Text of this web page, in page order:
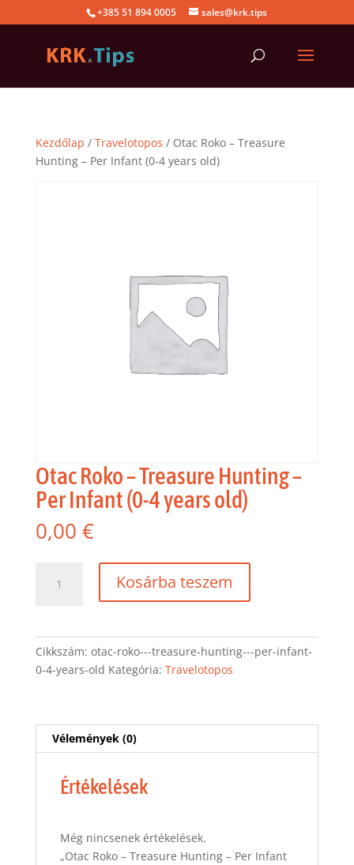
+385 51 894 0005 sales@krk.tips
Kezdőlap / Travelotopos / Otac Roko – Treasure
Hunting – Per Infant (0-4 years old)
Otac Roko – Treasure Hunting –
Per Infant (0-4 years old)
0,00 €
Roko
Hunting
years
mennyiség
Kosárba teszem
Cikkszám: otac-roko---treasure-hunting---per-infant-
0-4-years-old Kategória: Travelotopos
Vélemények (0)
Értékelések
Még nincsenek értékelések.
„Otac Roko – Treasure Hunting – Per Infant